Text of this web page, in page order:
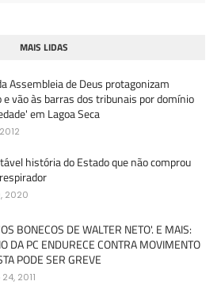
MAIS LIDAS
Assembleia de Deus protagonizam
e vão às barras dos tribunais por domínio
em Lagoa Seca
história do Estado que não comprou
2020
BONECOS DE WALTER NETO'. E MAIS:
DA PC ENDURECE CONTRA MOVIMENTO
PODE SER GREVE
2011